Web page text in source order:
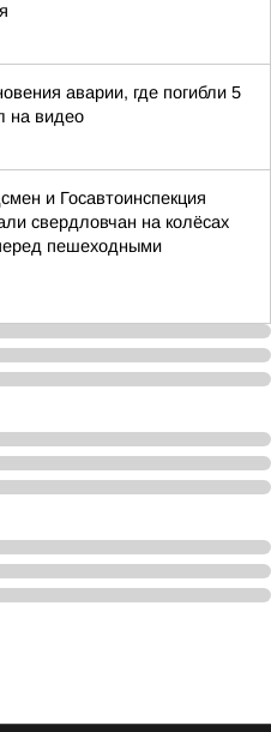
аварии, где погибли 5
на видео
и Госавтоинспекция
свердловчан на колёсах
пешеходными